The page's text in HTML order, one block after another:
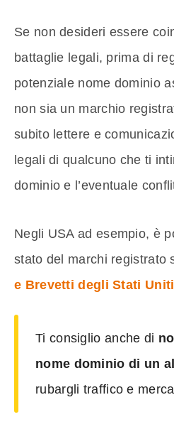
Se non desideri essere
battaglie legali, prima di
potenziale nome dominio
non sia un marchio
subito lettere e
legali di qualcuno che ti
dominio e l’eventuale
Negli USA ad esempio, è
stato del marchi registrato
e Brevetti degli Stati Uniti
Ti consiglio anche di
nome dominio di un
rubargli traffico e